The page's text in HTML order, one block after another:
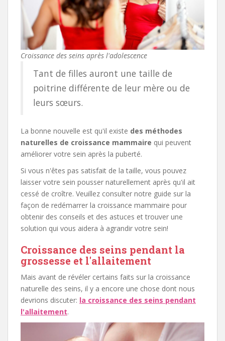
Croissance des seins après l'adolescence
Tant de filles auront une taille de
poitrine différente de leur mère ou de
leurs sœurs.
La bonne nouvelle est qu'il existe des méthodes
naturelles de croissance mammaire qui peuvent
améliorer votre sein après la puberté.
Si vous n'êtes pas satisfait de la taille, vous pouvez
laisser votre sein pousser naturellement après qu'il ait
cessé de croître. Veuillez consulter notre guide sur la
façon de redémarrer la croissance mammaire pour
obtenir des conseils et des astuces et trouver une
solution qui vous aidera à agrandir votre sein!
Croissance des seins pendant la
grossesse et l'allaitement
Mais avant de révéler certains faits sur la croissance
naturelle des seins, il y a encore une chose dont nous
devrions discuter: la croissance des seins pendant
l'allaitement.